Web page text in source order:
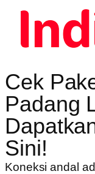
Cek
Padang
Sini!
Koneksi andal